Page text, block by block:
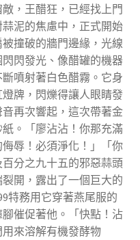
，王醋狂，已經找上門
泥的焦慮中，正式開始
撞破的牆門邊緣，光線
閃發光、像醋罐的機器
噴射著白色醋霧。它身
牌，閃爍得讓人眼睛發
再次響起，這次帶著金
。「廖沾沾！你那充滿
辱！必須淨化！」「你
分之九十五的邪惡蒜頭
開，露出了一個巨大的
特務用它穿著燕尾服的
催促著他。「快點！沾
來溶解有機發酵物